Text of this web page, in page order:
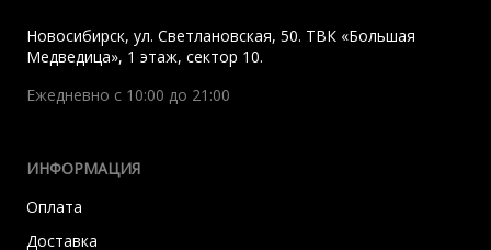
Новосибирск, ул. Светлановская, 50. ТВК «Большая
Медведица», 1 этаж, сектор 10.
Ежедневно с 10:00 до 21:00
ИНФОРМАЦИЯ
Оплата
Доставка